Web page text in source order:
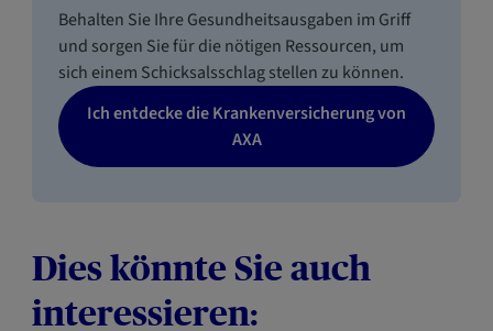
Behalten Sie Ihre Gesundheitsausgaben im Griff
und sorgen Sie für die nötigen Ressourcen, um
sich einem Schicksalsschlag stellen zu können.
Ich entdecke die Krankenversicherung von
AXA
Dies könnte Sie auch
interessieren: